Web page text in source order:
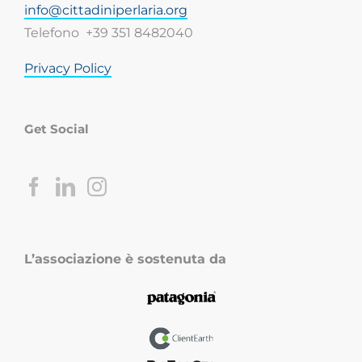
info@cittadiniperlaria.org
Telefono +39 351 8482040
Privacy Policy
Get Social
L’associazione è sostenuta da